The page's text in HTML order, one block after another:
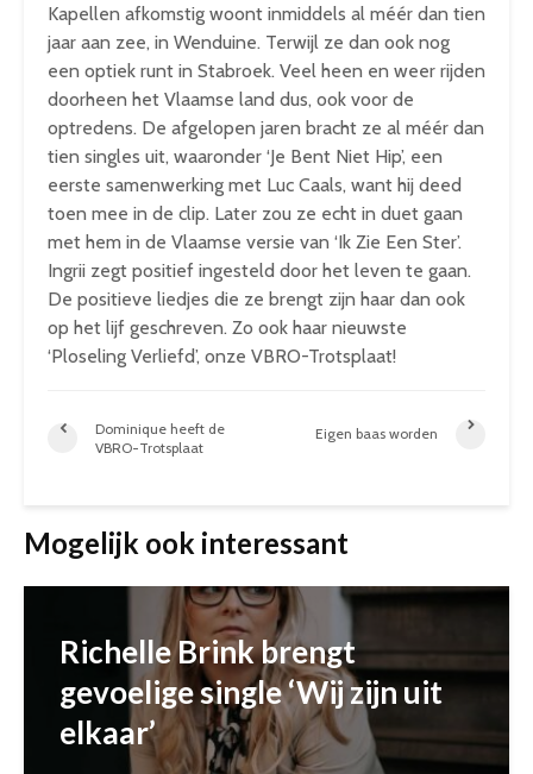
Kapellen afkomstig woont inmiddels al méér dan tien
jaar aan zee, in Wenduine. Terwijl ze dan ook nog
een optiek runt in Stabroek. Veel heen en weer rijden
doorheen het Vlaamse land dus, ook voor de
optredens. De afgelopen jaren bracht ze al méér dan
tien singles uit, waaronder ‘Je Bent Niet Hip’, een
eerste samenwerking met Luc Caals, want hij deed
toen mee in de clip. Later zou ze echt in duet gaan
met hem in de Vlaamse versie van ‘Ik Zie Een Ster’.
Ingrii zegt positief ingesteld door het leven te gaan.
De positieve liedjes die ze brengt zijn haar dan ook
op het lijf geschreven. Zo ook haar nieuwste
‘Ploseling Verliefd’, onze VBRO-Trotsplaat!
Dominique heeft de
VBRO-Trotsplaat
Eigen baas worden
Mogelijk ook interessant
Richelle Brink brengt
gevoelige single ‘Wij zijn uit
elkaar’